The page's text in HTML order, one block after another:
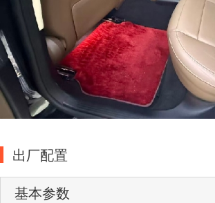
出厂配置
基本参数